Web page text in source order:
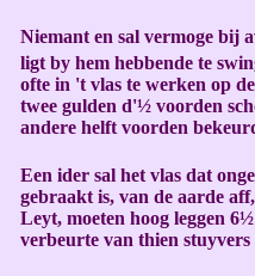
Niemant en sal vermoge bij
ligt by hem hebbende te
ofte in 't vlas te werken op
twee gulden d'½ voorden
andere helft voorden
Een ider sal het vlas dat
gebraakt is, van de aarde
Leyt, moeten hoog leggen
verbeurte van thien